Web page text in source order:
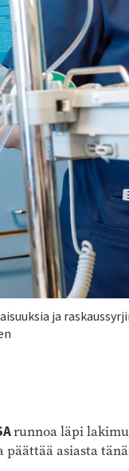
ja
runnoa läpi
päättää asiasta